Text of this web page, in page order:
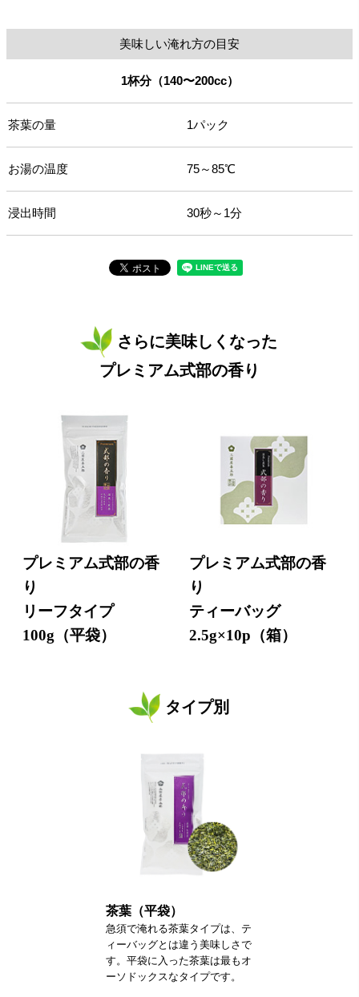
美味しい淹れ方の目安
1杯分（140〜200cc）
茶葉の量 1パック
お湯の温度 75～85℃
浸出時間 30秒～1分
さらに美味しくなった
プレミアム式部の香り
プレミアム式部の香
り
リーフタイプ
100g（平袋）
プレミアム式部の香
り
ティーバッグ
2.5g×10p（箱）
タイプ別
茶葉（平袋）
急須で淹れる茶葉タイプは、テ
ィーバッグとは違う美味しさで
す。平袋に入った茶葉は最もオ
ーソドックスなタイプです。